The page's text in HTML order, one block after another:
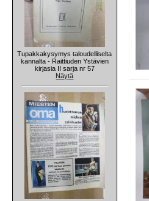
Tupakkakysymys taloudelliselta
kannalta - Raittiuden Ystävien
kirjasia II sarja nr 57
Näytä